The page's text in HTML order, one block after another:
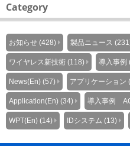
Category
お知らせ (428) 製品ニュース
ワイヤレス新技術 (118) 導入事例
News(En) (57) アプリケーション
Application(En) (34) 導入事例
WPT(En) (14) IDシステム (13)